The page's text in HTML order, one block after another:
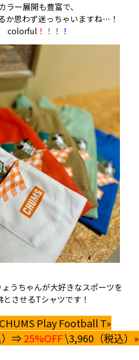
カラー展開も豊富で、
か思わず迷っちゃいますね…！
colorful ！ ！ ！ ！
うちゃんが大好きなスポーツを
とさせるTシャツです！
Play Football T»
）⇒25%OFF\3,960（税込）»